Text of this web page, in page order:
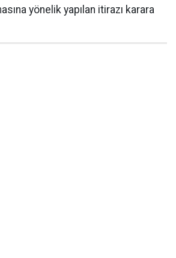
yönelik yapılan itirazı karara